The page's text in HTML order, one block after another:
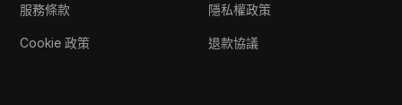
服務條款
隱私權政策
Cookie 政策 退款協議